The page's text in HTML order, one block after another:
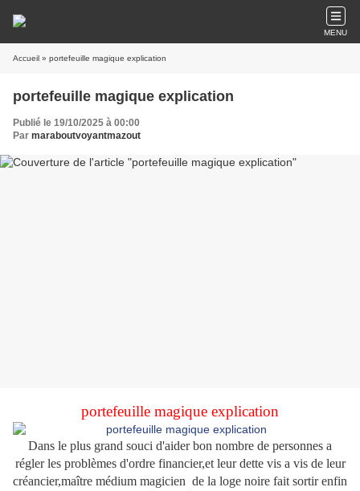
MENU
Accueil » portefeuille magique explication
portefeuille magique explication
Publié le 19/10/2025 à 00:00
Par maraboutvoyantmazout
portefeuille magique explication
Dans le plus grand souci d'aider bon nombre de personnes a
régler les problèmes d'ordre financier,et leur dette vis a vis de leur
créancier,maître médium magicien de la loge noire fait sortir enfin